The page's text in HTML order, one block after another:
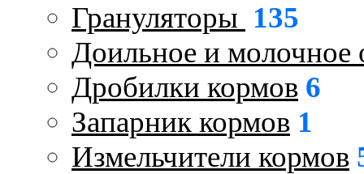
Грануляторы 135
Доильное и молочное
Дробилки кормов 6
Запарник кормов 1
Измельчители кормов